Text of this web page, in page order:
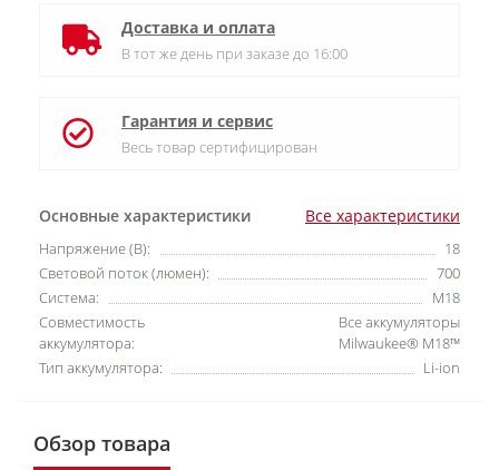
Основные характеристики Все характеристики
Напряжение (В):
18
Световой поток (люмен):
700
Система:
М18
Совместимость
аккумулятора:
Все аккумуляторы
Milwaukee® M18™
Тип аккумулятора:
Li-ion
Доставка и оплата
В тот же день при заказе до 16:00
Гарантия и сервис
Весь товар сертифицирован
Обзор товара